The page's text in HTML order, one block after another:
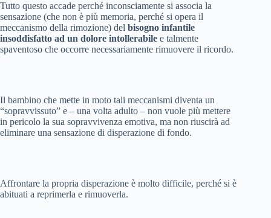
Tutto questo accade perché inconsciamente si associa la
sensazione (che non è più memoria, perché si opera il
meccanismo della rimozione) del bisogno infantile
insoddisfatto ad un dolore intollerabile e talmente
spaventoso che occorre necessariamente rimuovere il ricordo.
Il bambino che mette in moto tali meccanismi diventa un
“sopravvissuto” e – una volta adulto – non vuole più mettere
in pericolo la sua sopravvivenza emotiva, ma non riuscirà ad
eliminare una sensazione di disperazione di fondo.
Affrontare la propria disperazione è molto difficile, perché si è
abituati a reprimerla e rimuoverla.